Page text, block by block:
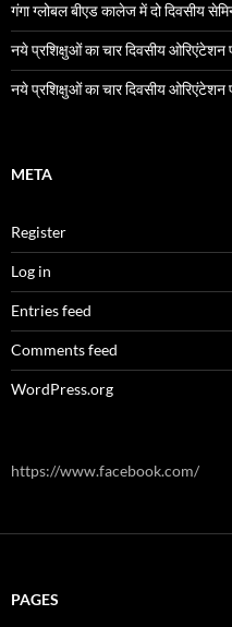
गंगा ग्लोबल बीएड कालेज में दो दिवसीय
नये प्रशिक्षुओं का चार दिवसीय ओरिएंटेशन
नये प्रशिक्षुओं का चार दिवसीय ओरिएंटेशन
META
Register
Log in
Entries feed
Comments feed
WordPress.org
https://www.facebook.com/
PAGES